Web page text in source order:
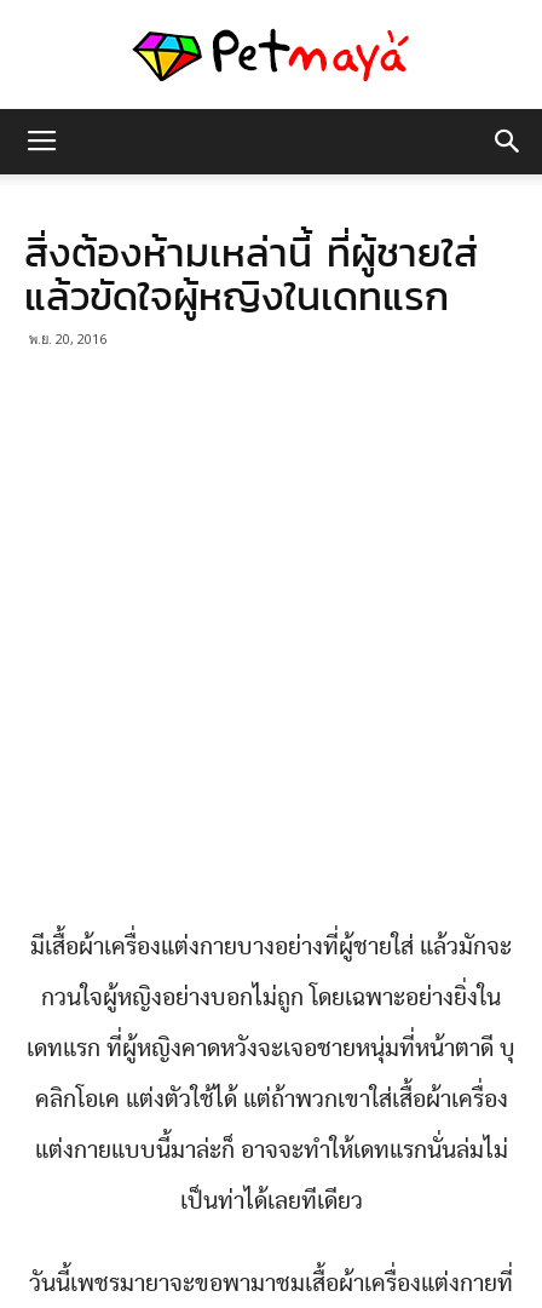
มายา
สิ่งต้องห้ามเหล่านี้ ที่ผู้ชายใส่
แล้วขัดใจผู้หญิงในเดทแรก
พ.ย. 20, 2016
มีเสื้อผ้าเครื่องแต่งกายบางอย่างที่ผู้ชายใส่ แล้วมักจะ
กวนใจผู้หญิงอย่างบอกไม่ถูก โดยเฉพาะอย่างยิ่งใน
เดทแรก ที่ผู้หญิงคาดหวังจะเจอชายหนุ่มที่หน้าตาดี บุ
คลิกโอเค แต่งตัวใช้ได้ แต่ถ้าพวกเขาใส่เสื้อผ้าเครื่อง
แต่งกายแบบนี้มาล่ะก็ อาจจะทำให้เดทแรกนั่นล่มไม่
เป็นท่าได้เลยทีเดียว
วันนี้เพชรมายาจะขอพามาชมเสื้อผ้าเครื่องแต่งกายที่